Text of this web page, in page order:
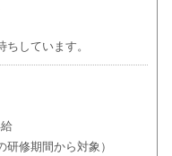
しています。
修期間から対象）